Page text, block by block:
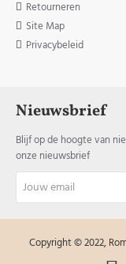
Retourneren
Site Map
Privacybeleid
Nieuwsbrief
Blijf op de hoogte van
onze nieuwsbrief
email
Copyright © 2022,